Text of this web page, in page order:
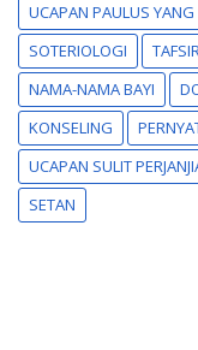
UCAPAN PAULUS YANG
SOTERIOLOGI
NAMA-NAMA BAYI
KONSELING
UCAPAN SULIT
SETAN